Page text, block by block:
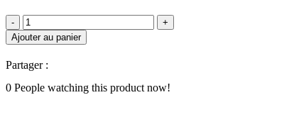
initial
15
quantité
de
Tenda
–
Adaptateur
USB
Ajouter au panier
Partager :
0 People watching this product now!